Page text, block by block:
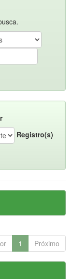
Registro(s)
1 Próximo